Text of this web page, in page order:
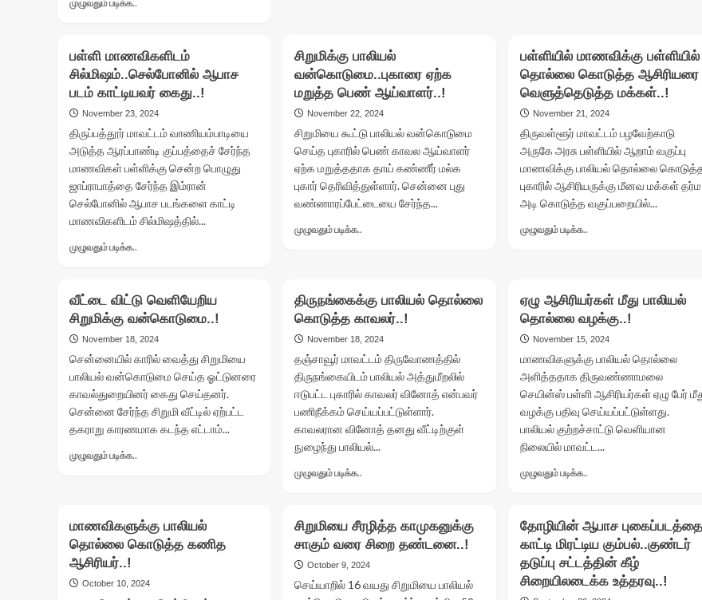
முழுவதும் படிக்க..
பாலியல்
வழக்கு..காவல்துறைக்கும்
–
மோதல்..!
சிறுமிக்கு
கொடூரம்..!
பாலியல்
தொழில்..!
பள்ளி மாணவிகளிடம்
சில்மிஷம்..செல்போனில் ஆபாச
படம் காட்டியவர் கைது..!
November 23, 2024
திருப்பத்தூர் மாவட்டம் வாணியம்பாடியை
அடுத்த ஆரப்பாண்டி குப்பத்தைச் சேர்ந்த
மாணவிகள் பள்ளிக்கு சென்ற பொழுது
ஜாப்ராபாத்தை சேர்ந்த இம்ரான்
செல்போனில் ஆபாச படங்களை காட்டி
மாணவிகளிடம் சில்மிஷத்தில்...
முழுவதும் படிக்க..
மாணவிகளிடம்
சில்மிஷம்..செல்போனில்
ஆபாச
காட்டியவர்
கைது..!
சிறுமிக்கு பாலியல்
வன்கொடுமை..புகாரை ஏற்க
மறுத்த பெண் ஆய்வாளர்..!
November 22, 2024
சிறுமியை கூட்டு பாலியல் வன்கொடுமை
செய்த புகாரில் பெண் காவல ஆய்வாளர்
ஏற்க மறுத்ததாக தாய் கண்ணீர் மல்க
புகார் தெரிவித்துள்ளார். சென்னை புது
வண்ணாரப்பேட்டையை சேர்ந்த...
முழுவதும் படிக்க..
வன்கொடுமை..புகாரை
ஏற்க
மறுத்த
ஆய்வாளர்..!
பள்ளியில் மாணவிக்கு பள்ளியில்
தொல்லை கொடுத்த ஆசிரியரை
வெளுத்தெடுத்த மக்கள்..!
November 21, 2024
திருவள்ளூர் மாவட்டம் பழவேற்காடு
அருகே அரசு பள்ளியில் ஆறாம் வகுப்பு
மாணவிக்கு பாலியல் தொல்லை
புகாரில் ஆசிரியருக்கு மீனவ மக்கள் தர்ம
அடி கொடுத்த வகுப்பறையில்...
முழுவதும் படிக்க..
பள்ளியில்
தொல்லை
கொடுத்த
வெளுத்தெடுத்த
மக்கள்..!
வீட்டை விட்டு வெளியேறிய
சிறுமிக்கு வன்கொடுமை..!
November 18, 2024
சென்னையில் காரில் வைத்து சிறுமியை
பாலியல் வன்கொடுமை செய்த ஓட்டுனரை
காவல்துறையினர் கைது செய்தனர்.
சென்னை சேர்ந்த சிறுமி வீட்டில் ஏற்பட்ட
தகராறு காரணமாக கடந்த எட்டாம்...
முழுவதும் படிக்க..
வெளியேறிய
சிறுமிக்கு
திருநங்கைக்கு பாலியல் தொல்லை
கொடுத்த காவலர்..!
November 18, 2024
தஞ்சாவூர் மாவட்டம் திருவோணத்தில்
திருநங்கையிடம் பாலியல் அத்துமீறலில்
ஈடுபட்ட புகாரில் காவலர் வினோத் என்பவர்
பணிநீக்கம் செய்யப்பட்டுள்ளார்.
காவலரான வினோத் தனது வீட்டிற்குள்
நுழைந்து பாலியல்...
முழுவதும் படிக்க..
திருநங்கைக்கு
பாலியல்
தொல்லை
கொடுத்த
ஏழு ஆசிரியர்கள் மீது பாலியல்
தொல்லை வழக்கு..!
November 15, 2024
மாணவிகளுக்கு பாலியல் தொல்லை
அளித்ததாக திருவண்ணாமலை
செயின்ஸ் பள்ளி ஆசிரியர்கள் ஏழு பேர்
வழக்கு பதிவு செய்யப்பட்டுள்ளது.
பாலியல் குற்றச்சாட்டு வெளியான
நிலையில் மாவட்ட...
முழுவதும் படிக்க..
ஆசிரியர்கள்
மீது
பாலியல்
தொல்லை
வழக்கு..!
மாணவிகளுக்கு பாலியல்
தொல்லை கொடுத்த கணித
ஆசிரியர்..!
October 10, 2024
சிறுமியை சீரழித்த காமுகனுக்கு
சாகும் வரை சிறை தண்டனை..!
October 9, 2024
செய்யாறில் 16 வயது சிறுமியை பாலியல்
தோழியின் ஆபாச புகைப்படத்தை
காட்டி மிரட்டிய கும்பல்..குண்டர்
தடுப்பு சட்டத்தின் கீழ்
சிறையிலடைக்க உத்தரவு..!